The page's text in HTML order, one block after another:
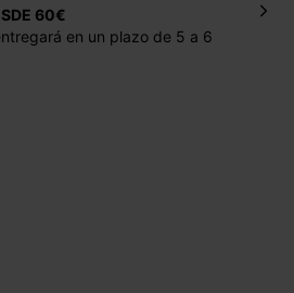
60€
en un plazo de 5 a 6